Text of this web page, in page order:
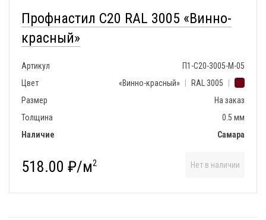
Профнастил С20 RAL 3005 «Винно-
красный»
Артикул
П1-С20-3005-М-05
Цвет
«Винно-красный» RAL 3005
Размер
На заказ
Толщина
0.5 мм
Наличие
Самара
518.00 ₽/м2 Нет в наличии